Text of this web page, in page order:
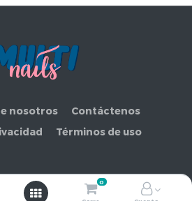
0
nosotros
Contáctenos
Términos de uso
MAKEMORE LIMITADA